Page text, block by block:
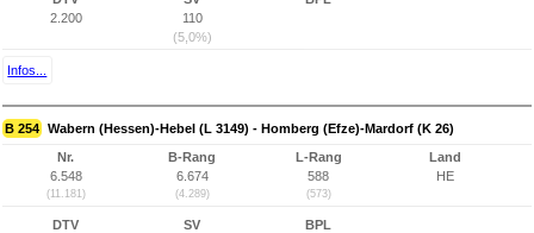
2.200
110
(5,0%)
Infos...
B 254 Wabern (Hessen)-Hebel (L 3149) - Homberg (Efze)-Mardorf (K 26)
Nr.
6.548
(11.181)
B-Rang
6.674
(4.289)
L-Rang
588
(573)
Land
HE
DTV
SV
BPL